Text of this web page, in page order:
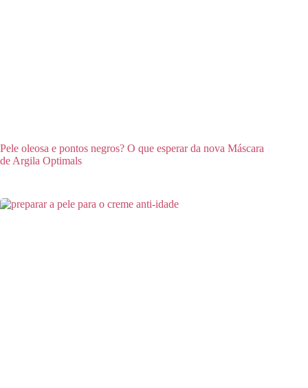
Pele oleosa e pontos negros? O que esperar da nova Máscara
de Argila Optimals